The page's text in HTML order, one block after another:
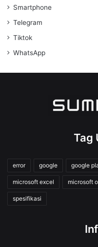
Smartphone
Telegram
Tiktok
WhatsApp
Tag
error google google
microsoft excel microsoft
spesifikasi